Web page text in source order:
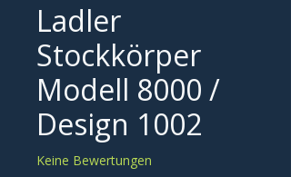
Ladler
Stockkörper
Modell 8000 /
Design 1002
Keine Bewertungen